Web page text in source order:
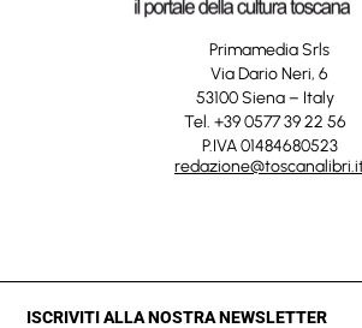
Primamedia Srls
Via Dario Neri, 6
53100 Siena – Italy
Tel. +39 0577 39 22 56
P.IVA 01484680523
ISCRIVITI ALLA NOSTRA NEWSLETTER